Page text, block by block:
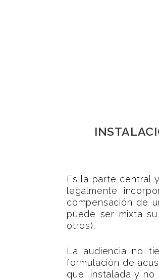
Es la parte central
legalmente
compensación de
puede ser mixta
otros).
La audiencia no
formulación de
que, instalada y